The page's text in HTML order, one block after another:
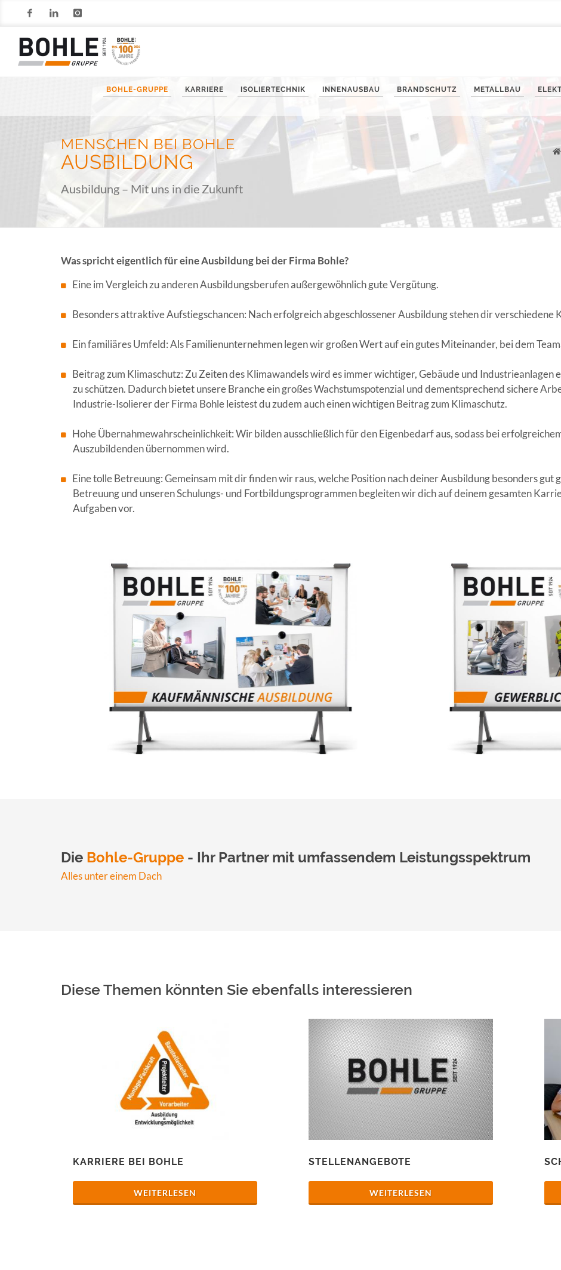
FacebookLinkedInInstagram
BOHLE-GRUPPE KARRIERE ISOLIERTECHNIK INNENAUSBAU BRANDSCHUTZ METALLBAU
MENSCHEN BEI BOHLE
AUSBILDUNG
Ausbildung – Mit uns in die Zukunft
Was spricht eigentlich für eine Ausbildung bei der Firma Bohle?
Eine im Vergleich zu anderen Ausbildungsberufen außergewöhnlich gute Vergütung.
Besonders attraktive Aufstiegschancen: Nach erfolgreich abgeschlossener Ausbildung stehen dir verschiedene
Ein familiäres Umfeld: Als Familienunternehmen legen wir großen Wert auf ein gutes Miteinander, bei dem
Beitrag zum Klimaschutz: Zu Zeiten des Klimawandels wird es immer wichtiger, Gebäude und
zu schützen. Dadurch bietet unsere Branche ein großes Wachstumspotenzial und dementsprechend sichere
Industrie-Isolierer der Firma Bohle leistest du zudem auch einen wichtigen Beitrag zum Klimaschutz.
Hohe Übernahmewahrscheinlichkeit: Wir bilden ausschließlich für den Eigenbedarf aus, sodass bei
Auszubildenden übernommen wird.
Eine tolle Betreuung: Gemeinsam mit dir finden wir raus, welche Position nach deiner Ausbildung besonders
Betreuung und unseren Schulungs- und Fortbildungsprogrammen begleiten wir dich auf deinem gesamten
Aufgaben vor.
Die Bohle-Gruppe - Ihr Partner mit umfassendem Leistungsspektrum
Alles unter einem Dach
Diese Themen könnten Sie ebenfalls interessieren
KARRIERE BEI BOHLE
WEITERLESEN
STELLENANGEBOTE
WEITERLESEN